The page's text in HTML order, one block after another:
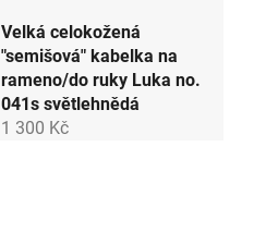
Velká celokožená
"semišová" kabelka na
rameno/do ruky Luka no.
041s světlehnědá
1 300 Kč